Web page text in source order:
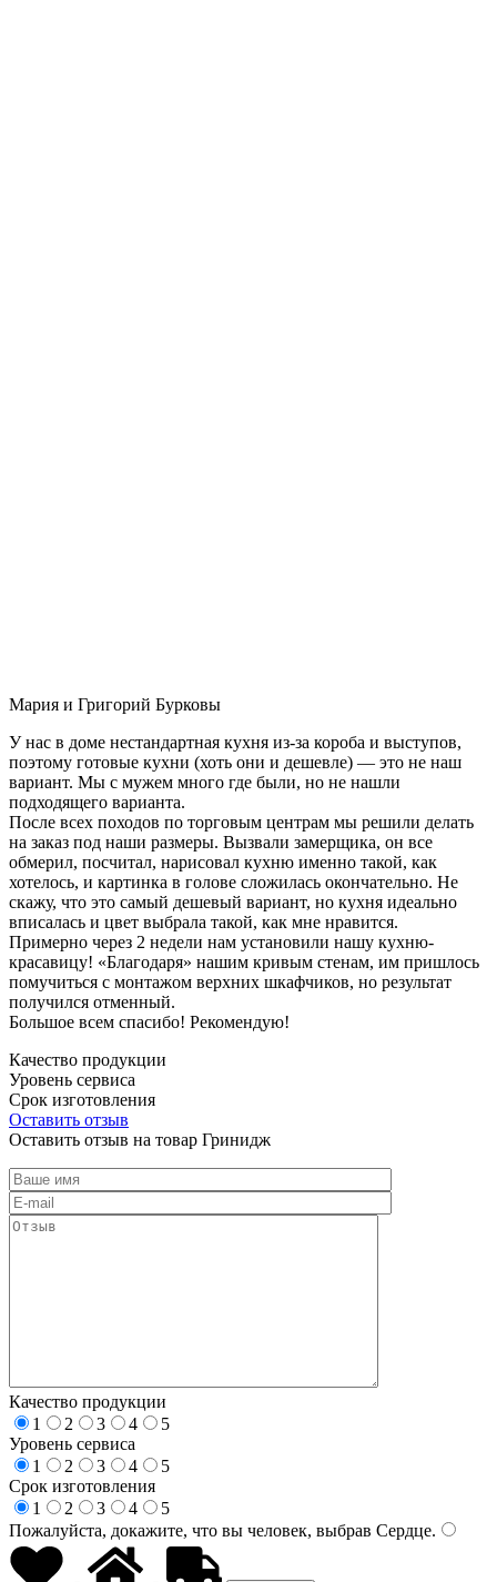
Мария и Григорий Бурковы
У нас в доме нестандартная кухня из-за короба и выступов,
поэтому готовые кухни (хоть они и дешевле) — это не наш
вариант. Мы с мужем много где были, но не нашли
подходящего варианта.
После всех походов по торговым центрам мы решили делать
на заказ под наши размеры. Вызвали замерщика, он все
обмерил, посчитал, нарисовал кухню именно такой, как
хотелось, и картинка в голове сложилась окончательно. Не
скажу, что это самый дешевый вариант, но кухня идеально
вписалась и цвет выбрала такой, как мне нравится.
Примерно через 2 недели нам установили нашу кухню-
красавицу! «Благодаря» нашим кривым стенам, им пришлось
помучиться с монтажом верхних шкафчиков, но результат
получился отменный.
Большое всем спасибо! Рекомендую!
Качество продукции
Уровень сервиса
Срок изготовления
Оставить отзыв
Оставить отзыв на товар Гринидж
Качество продукции
1
2 3 4
5
Уровень сервиса
1
2 3 4
5
Срок изготовления
1
2 3 4
5
Пожалуйста, докажите, что вы человек, выбрав Сердце.